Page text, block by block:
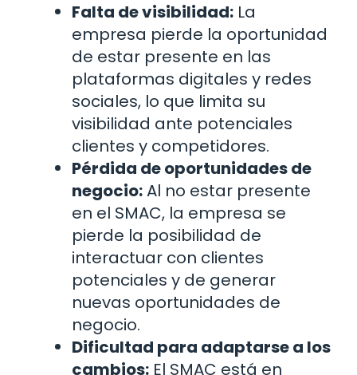
Falta de visibilidad: La
empresa pierde la oportunidad
de estar presente en las
plataformas digitales y redes
sociales, lo que limita su
visibilidad ante potenciales
clientes y competidores.
Pérdida de oportunidades de
negocio:Al no estar presente
en el SMAC, la empresa se
pierde la posibilidad de
interactuar con clientes
potenciales y de generar
nuevas oportunidades de
negocio.
Dificultad para adaptarse a los
cambios: El SMAC está en